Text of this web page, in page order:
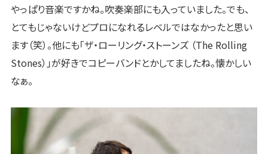
やっぱり音楽ですかね。吹奏楽部にも入っていました。でも、
とてもじゃないけどプロになれるレベルではなかったと思い
ます（笑）。他にも「ザ・ローリング・ストーンズ （The Rolling
Stones）」が好きでコピーバンドとかしてましたね。懐かしい
なぁ。